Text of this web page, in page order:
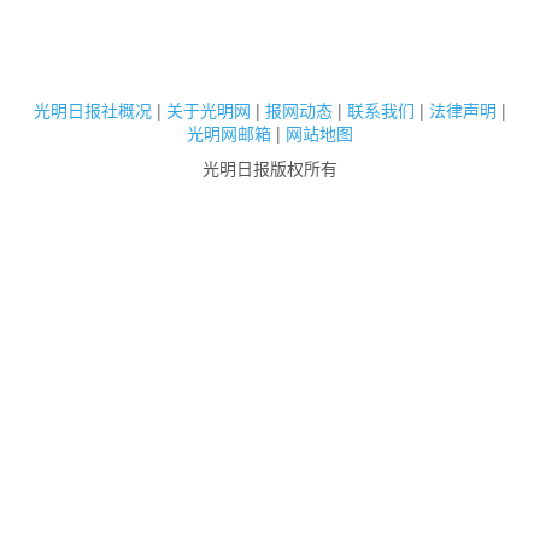
光明日报社概况 | 关于光明网 | 报网动态 | 联系我们 | 法律声明 |
光明网邮箱 | 网站地图
光明日报版权所有